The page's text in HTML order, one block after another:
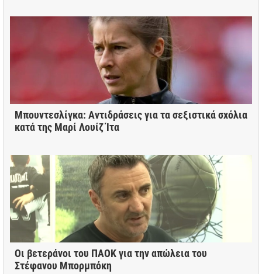
Μπουντεσλίγκα: Αντιδράσεις για τα σεξιστικά σχόλια
κατά της Μαρί Λουίζ Ίτα
Οι βετεράνοι του ΠΑΟΚ για την απώλεια του
Στέφανου Μπορμπόκη